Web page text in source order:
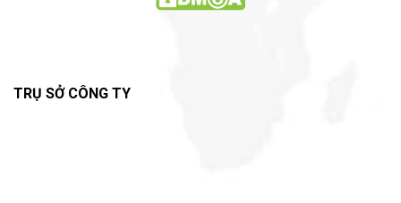
TRỤ SỞ CÔNG TY